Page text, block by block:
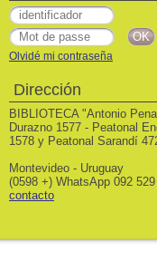
Olvidé mi contraseña
Dirección
BIBLIOTECA "Antonio
Durazno 1577 - Peatonal
1578 y Peatonal Sarandí
Montevideo - Uruguay
(0598 +) WhatsApp 092
contacto